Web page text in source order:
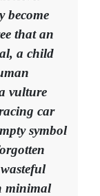
become
that an
a child
vulture
car
symbol
minimal